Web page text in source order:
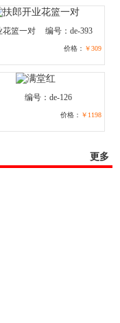
花篮一对 编号：de-393
价格： ￥309
编号：de-126
价格： ￥1198
更多